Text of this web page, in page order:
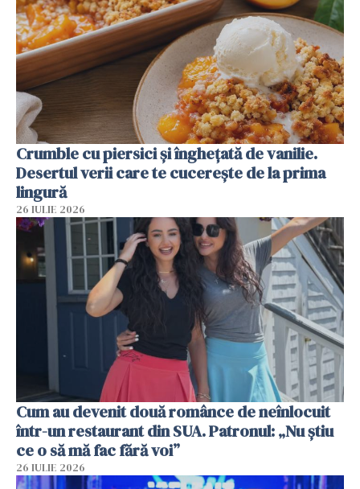
Crumble cu piersici și înghețată de vanilie.
Desertul verii care te cucerește de la prima
lingură
26 IULIE 2026
Cum au devenit două românce de neînlocuit
într-un restaurant din SUA. Patronul: „Nu știu
ce o să mă fac fără voi”
26 IULIE 2026